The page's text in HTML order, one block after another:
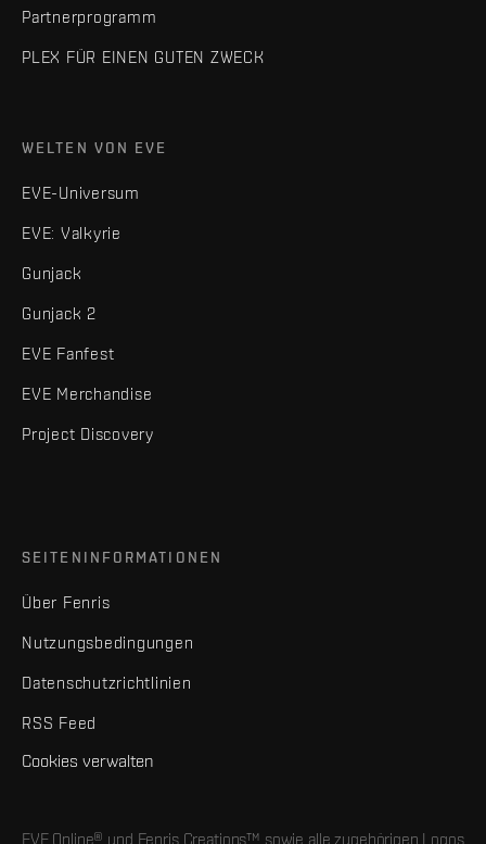
Partnerprogramm
PLEX FÜR EINEN GUTEN ZWECK
WELTEN VON EVE
EVE-Universum
EVE: Valkyrie
Gunjack
Gunjack 2
EVE Fanfest
EVE Merchandise
Project Discovery
SEITENINFORMATIONEN
Über Fenris
Nutzungsbedingungen
Datenschutzrichtlinien
RSS Feed
Cookies verwalten
EVE Online® und Fenris Creations™ sowie alle zugehörigen Logos